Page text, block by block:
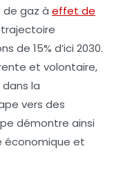
de gaz à effet de
de 15% d’ici 2030.
et volontaire,
la
vers des
démontre ainsi
économique et